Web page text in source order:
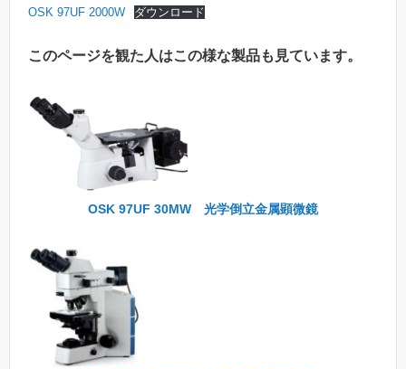
OSK 97UF 2000W ダウンロード
このページを観た人はこの様な製品も見ています。
OSK 97UF 30MW 光学倒立金属顕微鏡